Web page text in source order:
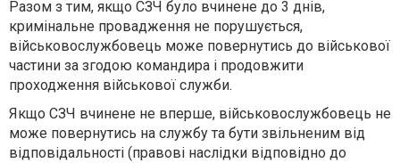
Разом з тим, якщо СЗЧ було вчинене до 3 днів,
кримінальне провадження не порушується,
військовослужбовець може повернутись до військової
частини за згодою командира і продовжити
проходження військової служби.
Якщо СЗЧ вчинене не вперше, військовослужбовець не
може повернутись на службу та бути звільненим від
відповідальності (правові наслідки відповідно до